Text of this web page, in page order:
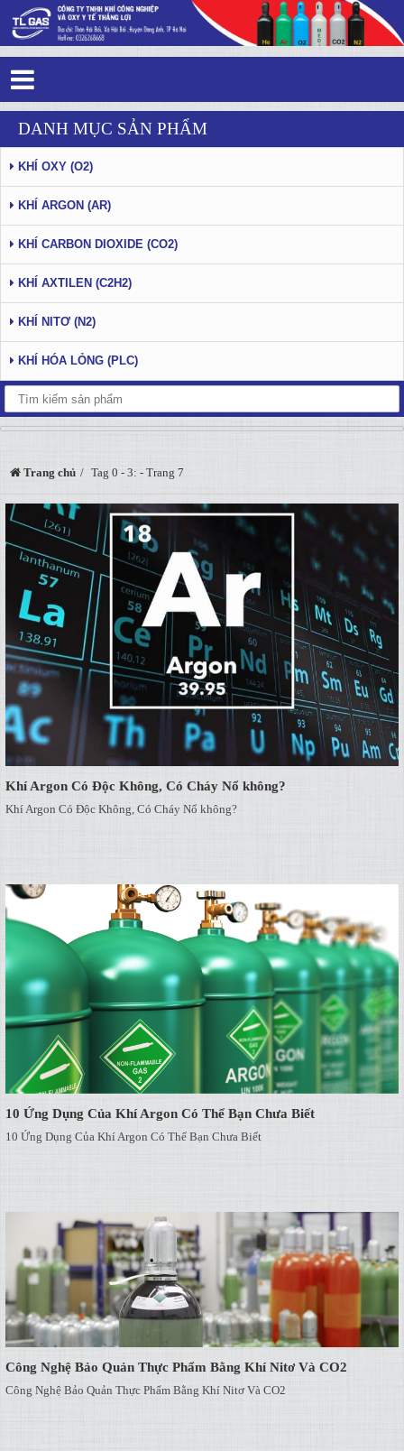
Tag 0 - 3: - Trang 7
DANH MỤC SẢN PHẨM
KHÍ OXY (O2)
KHÍ ARGON (AR)
KHÍ CARBON DIOXIDE (CO2)
KHÍ AXTILEN (C2H2)
KHÍ NITƠ (N2)
KHÍ HÓA LỎNG (PLC)
Trang chủ Tag 0 - 3: - Trang 7
Khí Argon Có Độc Không, Có Cháy Nổ không?
Khí Argon Có Độc Không, Có Cháy Nổ không?
10 Ứng Dụng Của Khí Argon Có Thể Bạn Chưa Biết
10 Ứng Dụng Của Khí Argon Có Thể Bạn Chưa Biết
Công Nghệ Bảo Quản Thực Phẩm Bằng Khí Nitơ Và CO2
Công Nghệ Bảo Quản Thực Phẩm Bằng Khí Nitơ Và CO2